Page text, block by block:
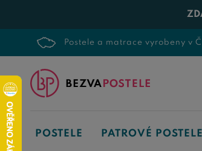
Postele a matrace vyrobeny v
POSTELE PATROVÉ POSTELE